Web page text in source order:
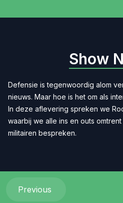
Show
Defensie is tegenwoordig alom
nieuws. Maar hoe is het om als
In deze aflevering spreken we
waarbij we alle ins en outs
militairen bespreken.
Previous